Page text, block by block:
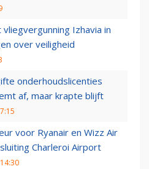
Izhavia in
over veiligheid
onderhoudslicenties
af, maar krapte blijft
voor Ryanair en Wizz Air
Charleroi Airport